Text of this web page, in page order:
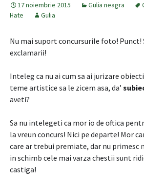
17 noiembrie 2015 Gulia neagra
Hate
Gulia
Nu mai suport concursurile foto! Punct!
exclamarii!
Inteleg ca nu ai cum sa ai jurizare
teme artistice sa le zicem asa, da’
aveti?
Sa nu intelegeti ca mor io de oftica
la vreun concurs! Nici pe departe! Mor
care ar trebui premiate, dar nu primesc
in schimb cele mai varza chestii sunt
castiga!